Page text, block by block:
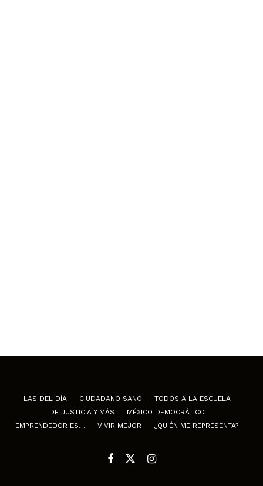
LAS DEL DÍA CIUDADANO SANO
TODOS A LA ESCUELA
DE JUSTICIA Y MÁS
MÉXICO DEMOCRÁTICO
EMPRENDEDOR ES…
VIVIR MEJOR ¿QUIÉN ME REPRESENTA?